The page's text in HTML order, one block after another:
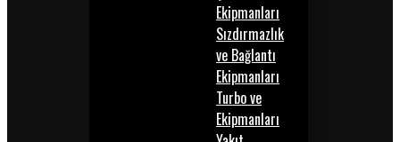
Ekipmanları
Sızdırmazlık
ve Bağlantı
Ekipmanları
Turbo ve
Ekipmanları